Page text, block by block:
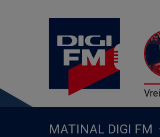
MATINAL DIGI FM